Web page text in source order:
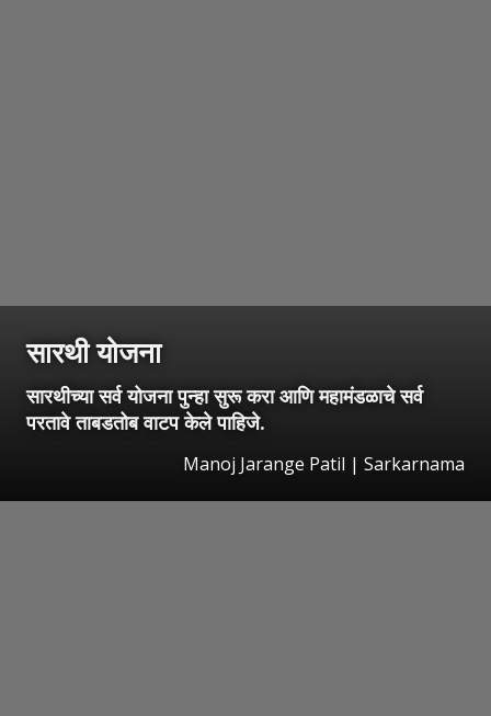
सारथी योजना
सारथीच्या सर्व योजना पुन्हा सुरू करा आणि महामंडळाचे सर्व
परतावे ताबडतोब वाटप केले पाहिजे.
Manoj Jarange Patil | Sarkarnama